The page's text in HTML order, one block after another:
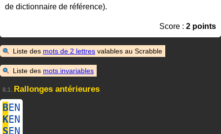
de dictionnaire de référence).
Score : 2 points
Liste des mots de 2 lettres valables au Scrabble
Liste des mots invariables
8.1. Rallonges antérieures
BEN
KEN
SEN